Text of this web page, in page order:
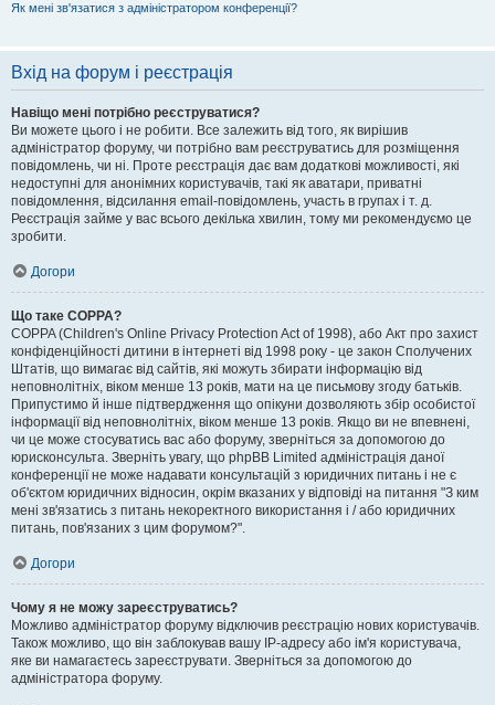
Як мені зв'язатися з адміністратором конференції?
Вхід на форум і реєстрація
Навіщо мені потрібно реєструватися?
Ви можете цього і не робити. Все залежить від того, як вирішив
адміністратор форуму, чи потрібно вам реєструватись для розміщення
повідомлень, чи ні. Проте реєстрація дає вам додаткові можливості, які
недоступні для анонімних користувачів, такі як аватари, приватні
повідомлення, відсилання email-повідомлень, участь в групах і т. д.
Реєстрація займе у вас всього декілька хвилин, тому ми рекомендуємо це
зробити.
Догори
Що таке COPPA?
COPPA (Children's Online Privacy Protection Act of 1998), або Акт про захист
конфіденційності дитини в інтернеті від 1998 року - це закон Сполучених
Штатів, що вимагає від сайтів, які можуть збирати інформацію від
неповнолітніх, віком менше 13 років, мати на це письмову згоду батьків.
Припустимо й інше підтвердження що опікуни дозволяють збір особистої
інформації від неповнолітніх, віком менше 13 років. Якщо ви не впевнені,
чи це може стосуватись вас або форуму, зверніться за допомогою до
юрисконсульта. Зверніть увагу, що phpBB Limited адміністрація даної
конференції не може надавати консультацій з юридичних питань і не є
об'єктом юридичних відносин, окрім вказаних у відповіді на питання "З ким
мені зв'язатись з питань некоректного використання і / або юридичних
питань, пов'язаних з цим форумом?".
Догори
Чому я не можу зареєструватись?
Можливо адміністратор форуму відключив реєстрацію нових користувачів.
Також можливо, що він заблокував вашу IP-адресу або ім'я користувача,
яке ви намагаєтесь зареєструвати. Зверніться за допомогою до
адміністратора форуму.